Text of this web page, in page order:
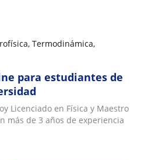
Termodinámica,
para estudiantes de
Licenciado en Física y Maestro
más de 3 años de experiencia